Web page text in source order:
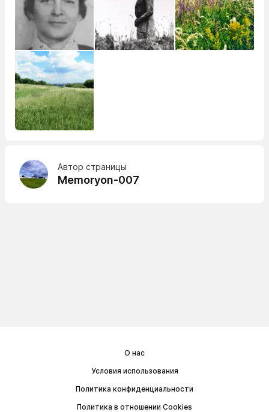
Автор страницы
Memoryon-007
О нас
Условия использования
Политика конфиденциальности
Политика в отношении Cookies